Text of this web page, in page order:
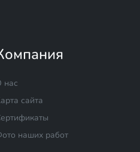
нас
сайта
наших работ